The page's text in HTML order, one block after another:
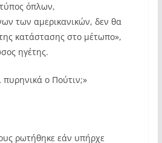
όπλων,
των αμερικανικών, δεν θα
κατάστασης στο μέτωπο»,
ηγέτης.
ο Πούτιν;»
ρωτήθηκε εάν υπήρχε